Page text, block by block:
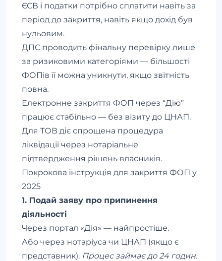
ЄСВ і податки потрібно сплатити навіть за
період до закриття, навіть якщо дохід був
нульовим.
ДПС проводить фінальну перевірку лише
за ризиковими категоріями — більшості
ФОПів її можна уникнути, якщо звітність
повна.
Електронне закриття ФОП через “Дію”
працює стабільно — без візиту до ЦНАП.
Для ТОВ діє спрощена процедура
ліквідації через нотаріальне
підтвердження рішень власників.
Покрокова інструкція для закриття ФОП у
2025
1. Подай заяву про припинення
діяльності
Через портал «Дія» — найпростіше.
Або через нотаріуса чи ЦНАП (якщо є
представник). Процес займає до 24 годин.